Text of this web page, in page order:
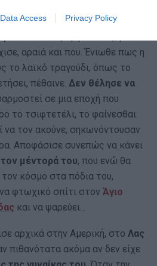
Data Access Privacy Policy
1992 συγκεκριμένα, ο
αραιά και που. Ένιωθε πως η
το λαϊκό τραγούδι, όπως το
πέθαινε. Δεν θέλησε να
σε μια εποχή που
το τσιφτετέλι, το φαίνεσθαι.
να τον ακούνε, σηκωνόντουσαν
Αποφάσισε συνεπώς να κάνει
μέντορά του, που ενώ θα
κόσμο στα πόδια του,
φτωχικό σπίτι στον Άγιο
και να ψαρεύει…
αρχικά στην Αμερική, στο Λας
πιθανότατα ακόμα αν δεν είχε